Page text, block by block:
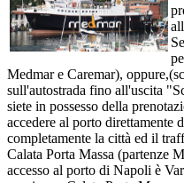
Medmar e Caremar),
sull'autostrada fino all'uscita
siete in possesso della
accedere al porto direttamente
completamente la città ed il
Calata Porta Massa (partenze
accesso al porto di Napoli è